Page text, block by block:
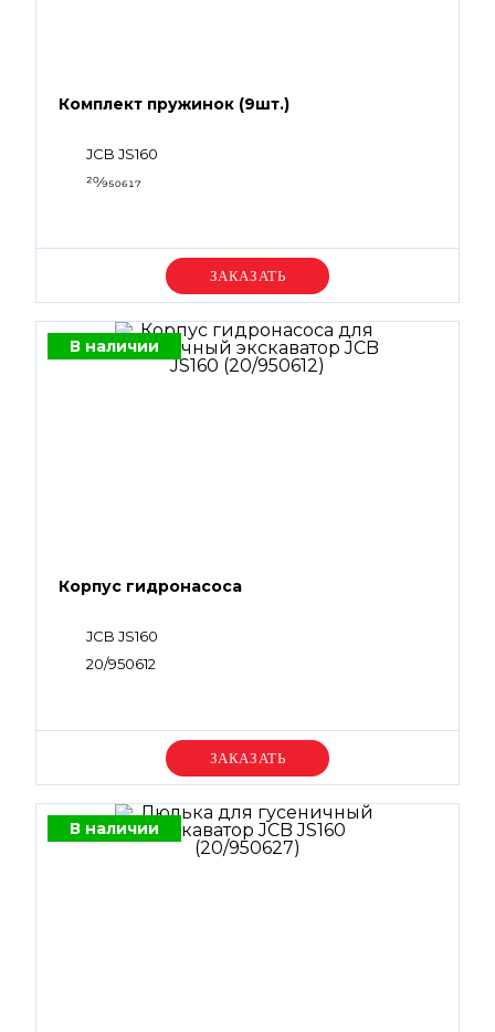
Комплект пружинок (9шт.)
JCB JS160
20⁄950617
Уточняйте цену
В наличии
Корпус гидронасоса
JCB JS160
20/950612
Уточняйте цену
В наличии